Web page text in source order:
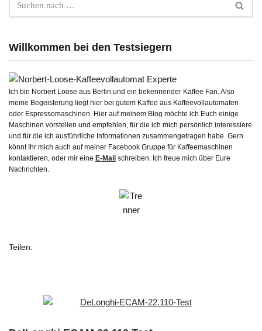
Willkommen bei den Testsiegern
Ich bin Norbert Loose aus Berlin und ein bekennender Kaffee Fan. Also
meine Begeisterung liegt hier bei gutem Kaffee aus Kaffeevollautomaten
oder Espressomaschinen. Hier auf meinem Blog möchte ich Euch einige
Maschinen vorstellen und empfehlen, für die ich mich persönlich interessiere
und für die ich ausführliche Informationen zusammengetragen habe. Gern
könnt Ihr mich auch auf meiner Facebook Gruppe für Kaffeemaschinen
kontaktieren, oder mir eine E-Mail schreiben. Ich freue mich über Eure
Nachrichten.
Teilen: